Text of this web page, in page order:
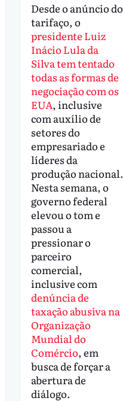
Desde o anúncio do
tarifaço, o
presidente Luiz
Inácio Lula da
Silva tem tentado
todas as formas de
negociação com os
EUA, inclusive
com auxílio de
setores do
empresariado e
líderes da
produção nacional.
Nesta semana, o
governo federal
elevou o tom e
passou a
pressionar o
parceiro
comercial,
inclusive com
denúncia de
taxação abusiva na
Organização
Mundial do
Comércio, em
busca de forçar a
abertura de
diálogo.